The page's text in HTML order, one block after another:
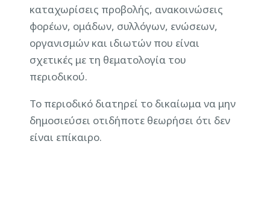
καταχωρίσεις προβολής, ανακοινώσεις
φορέων, ομάδων, συλλόγων, ενώσεων,
οργανισμών και ιδιωτών που είναι
σχετικές με τη θεματολογία του
περιοδικού.
Το περιοδικό διατηρεί το δικαίωμα να μην
δημοσιεύσει οτιδήποτε θεωρήσει ότι δεν
είναι επίκαιρο.